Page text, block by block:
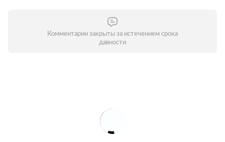
Комментарии закрыты за истечением срока
давности